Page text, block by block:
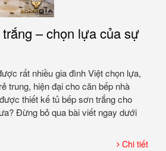
– chọn lựa của sự
rất nhiều gia đình Việt chọn lựa,
trung, hiện đại cho căn bếp nhà
thiết kế tủ bếp sơn trắng cho
Đừng bỏ qua bài viết ngay dưới
Chi tiết